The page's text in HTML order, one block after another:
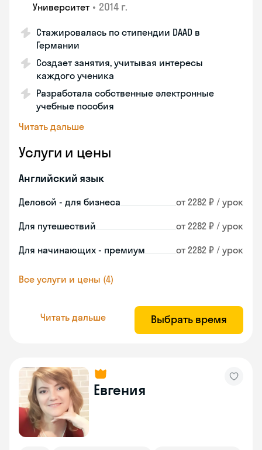
Университет • 2014 г.
Стажировалась по стипендии DAAD в
Германии
Создает занятия, учитывая интересы
каждого ученика
Разработала собственные электронные
учебные пособия
Читать дальше
Услуги и цены
Английский язык
Деловой - для бизнеса от 2282 ₽ / урок
Для путешествий от 2282 ₽ / урок
Для начинающих - премиум от 2282 ₽ / урок
Все услуги и цены (4)
Читать дальше Выбрать время
Евгения